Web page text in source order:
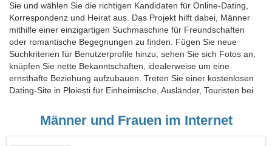
Sie und wählen Sie die richtigen Kandidaten für Online-Dating,
Korrespondenz und Heirat aus. Das Projekt hilft dabei, Männer
mithilfe einer einzigartigen Suchmaschine für Freundschaften
oder romantische Begegnungen zu finden. Fügen Sie neue
Suchkriterien für Benutzerprofile hinzu, sehen Sie sich Fotos an,
knüpfen Sie nette Bekanntschaften, idealerweise um eine
ernsthafte Beziehung aufzubauen. Treten Sie einer kostenlosen
Dating-Site in Ploiești für Einheimische, Ausländer, Touristen bei.
Männer und Frauen im Internet